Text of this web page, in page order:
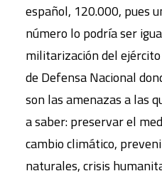
español, 120.000, pues
número lo podría ser
militarización del
de Defensa Nacional
son las amenazas a las
a saber: preservar el
cambio climático,
naturales, crisis